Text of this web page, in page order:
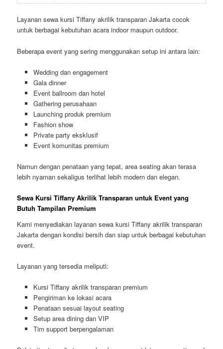
Layanan sewa kursi Tiffany akrilik transparan Jakarta cocok
untuk berbagai kebutuhan acara indoor maupun outdoor.
Beberapa event yang sering menggunakan setup ini antara lain:
Wedding dan engagement
Gala dinner
Event ballroom dan hotel
Gathering perusahaan
Launching produk premium
Fashion show
Private party eksklusif
Event komunitas premium
Namun dengan penataan yang tepat, area seating akan terasa
lebih nyaman sekaligus terlihat lebih modern dan elegan.
Sewa Kursi Tiffany Akrilik Transparan untuk Event yang
Butuh Tampilan Premium
Kami menyediakan layanan sewa kursi Tiffany akrilik transparan
Jakarta dengan kondisi bersih dan siap untuk berbagai kebutuhan
event.
Layanan yang tersedia meliputi:
Kursi Tiffany akrilik transparan premium
Pengiriman ke lokasi acara
Penataan sesuai layout seating
Setup area dining dan VIP
Tim support berpengalaman